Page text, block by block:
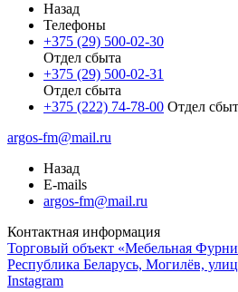
Назад
Телефоны
+375 (29) 500-02-30
Отдел сбыта
+375 (29) 500-02-31
Отдел сбыта
+375 (222) 74-78-00 Отдел
argos-fm@mail.ru
Назад
E-mails
argos-fm@mail.ru
Контактная информация
Торговый объект «Мебельная
Республика Беларусь, Могилёв,
Instagram